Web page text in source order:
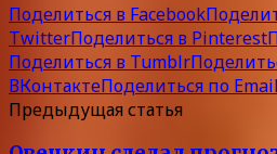
Поделиться в Facebook
TwitterПоделиться в Pinterest
Поделиться в Tumblr
ВКонтактеПоделиться по Email
Предыдущая статья